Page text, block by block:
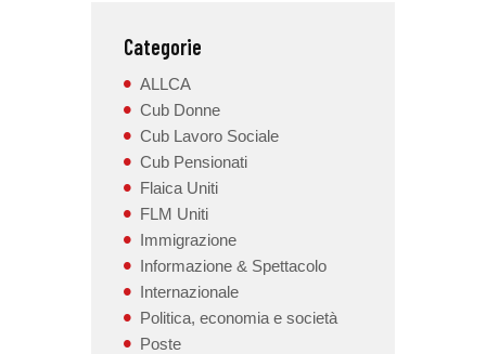
Categorie
ALLCA
Cub Donne
Cub Lavoro Sociale
Cub Pensionati
Flaica Uniti
FLM Uniti
Immigrazione
Informazione & Spettacolo
Internazionale
Politica, economia e società
Poste